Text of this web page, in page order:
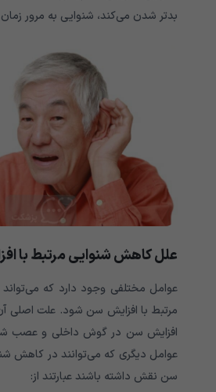
بدتر شدن می‌‌‌‌‌‌‌‌‌‌‌‌‌‌‌‌‌‌‌‌‌‌‌‌‌‌‌‌‌‌‌‌‌‌‌‌‌کند، شنوایی به مرور
علل کاهش شنوایی مرتبط با
عوامل مختلفی وجود دارد که
مرتبط با افزایش سن شود. علت اصلی
افزایش سن در گوش داخلی و عصب
عوامل دیگری که می‌‌‌‌‌‌‌‌‌‌‌‌‌‌‌‌‌‌‌‌‌‌‌‌‌‌‌‌‌‌‌‌‌‌‌‌‌توانند در کاهش
سن نقش داشته باشند عبارتند از: